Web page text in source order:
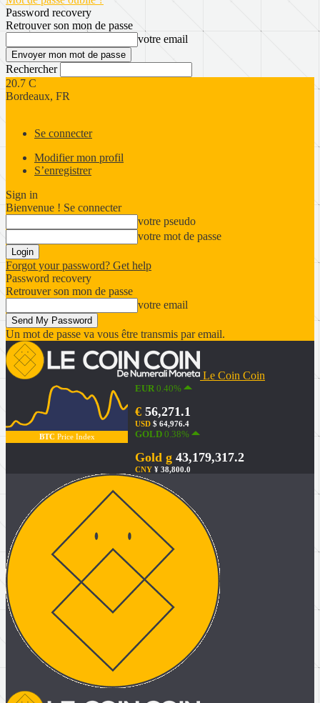
Password recovery
Retrouver son mon de passe
votre email
Rechercher
20.7 C
Bordeaux, FR
Se connecter
Modifier mon profil
S’enregistrer
Sign in
Bienvenue ! Se connecter
votre pseudo
votre mot de passe
Forgot your password? Get help
Password recovery
Retrouver son mon de passe
votre email
Un mot de passe va vous être transmis par email.
Le Coin Coin
BTCPrice Index
EUR0.40%
€ 56,271.1
USD $ 64,976.4
GOLD 0.38%
Gold g 43,179,317.2
CNY ¥ 38,800.0